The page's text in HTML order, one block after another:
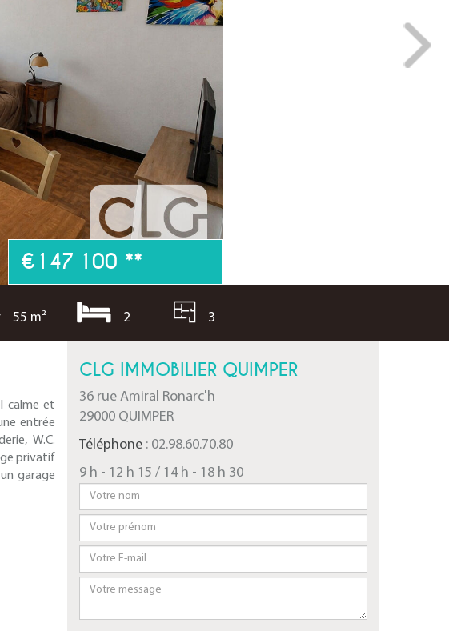
€147 100 **
55 m² 2 3
calme et
entrée
W.C.
privatif
garage
CLG IMMOBILIER QUIMPER
36 rue Amiral Ronarc'h
29000 QUIMPER
Téléphone : 02.98.60.70.80
9 h - 12 h 15 / 14 h - 18 h 30